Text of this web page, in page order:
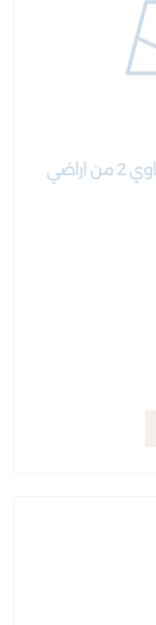
قطعة ارض رقم 555 حوض الحاوي 2 من اراضي